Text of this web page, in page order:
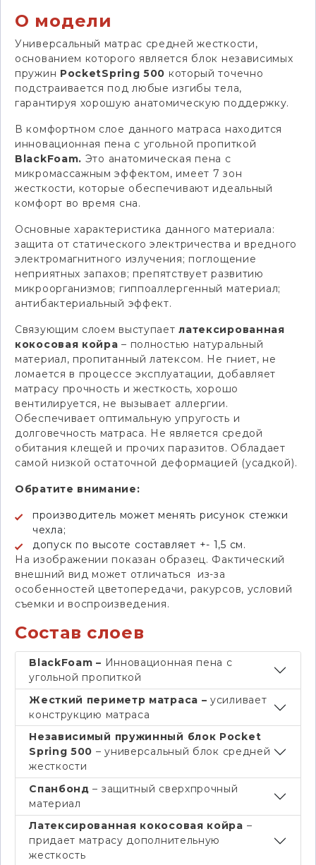
О модели
Универсальный матрас средней жесткости,
основанием которого является блок независимых
пружин PocketSpring 500 который точечно
подстраивается под любые изгибы тела,
гарантируя хорошую анатомическую поддержку.
В комфортном слое данного матраса находится
инновационная пена с угольной пропиткой
BlackFoam. Это анатомическая пена с
микромассажным эффектом, имеет 7 зон
жесткости, которые обеспечивают идеальный
комфорт во время сна.
Основные характеристика данного материала:
защита от статического электричества и вредного
электромагнитного излучения; поглощение
неприятных запахов; препятствует развитию
микроорганизмов; гиппоаллергенный материал;
антибактериальный эффект.
Связующим слоем выступаетлатексированная
кокосовая койра – полностью натуральный
материал, пропитанный латексом. Не гниет, не
ломается в процессе эксплуатации, добавляет
матрасу прочность и жесткость, хорошо
вентилируется, не вызывает аллергии.
Обеспечивает оптимальную упругость и
долговечность матраса. Не является средой
обитания клещей и прочих паразитов. Обладает
самой низкой остаточной деформацией (усадкой).
Обратите внимание:
производитель может менять рисунок стежки
чехла;
допуск по высоте составляет +- 1,5 см.
На изображении показан образец. Фактический
внешний вид может отличаться из-за
особенностей цветопередачи, ракурсов, условий
съемки и воспроизведения.
Состав слоев
BlackFoam – Инновационная пена с
угольной пропиткой
Жесткий периметр матраса –усиливает
конструкцию матраса
Независимый пружинный блок Pocket
Spring 500 – универсальный блок средней
жесткости
Спанбонд – защитный сверхпрочный
материал
Латексированная кокосовая койра –
придает матрасу дополнительную
жесткость